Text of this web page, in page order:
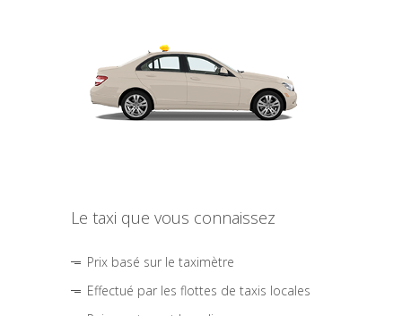
Le taxi que vous connaissez
Prix basé sur le taximètre
Effectué par les flottes de taxis locales